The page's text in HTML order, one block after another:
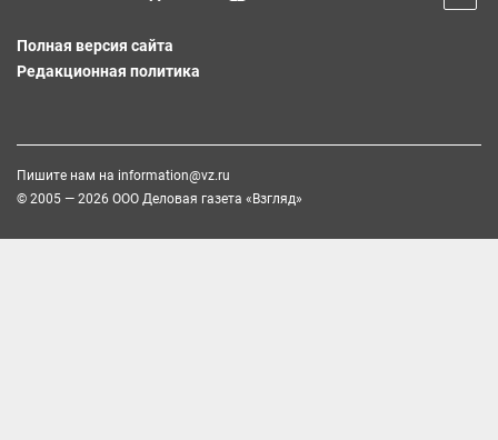
Полная версия сайта
Редакционная политика
Пишите нам на information@vz.ru
© 2005 — 2026 ООО Деловая газета «Взгляд»